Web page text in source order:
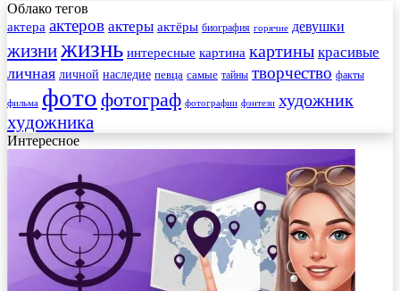
Облако тегов
актера актеров актеры актёры биография горячие девушки
жизнижизнь интересные картина картины красивые
личная личной наследие певца самые тайны творчество факты
фильма фото фотограф фотографии фэнтези художник
художника
Интересное